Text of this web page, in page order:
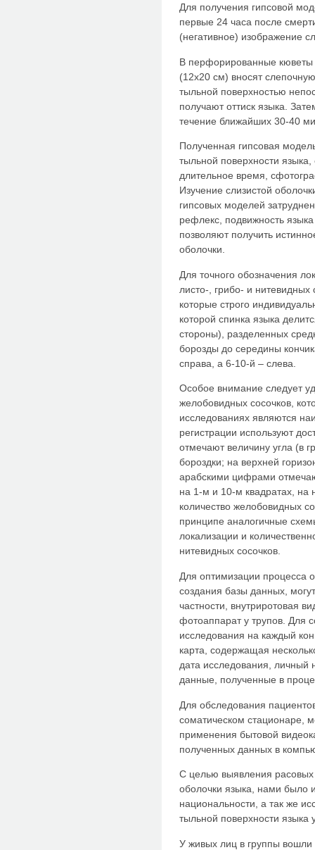
Для получения гипсовой
первые 24 часа после
(негативное) изображение
В перфорированные
(12х20 см) вносят
тыльной поверхностью
получают оттиск языка.
течение ближайших 30-40
Полученная гипсовая
тыльной поверхности
длительное время,
Изучение слизистой
гипсовых моделей
рефлекс, подвижность
позволяют получить
оболочки.
Для точного обозначения
листо-, грибо- и нитевидных
которые строго
которой спинка языка
стороны), разделенных
борозды до середины
справа, а 6-10-й – слева.
Особое внимание следует
желобовидных сосочков,
исследованиях являются
регистрации используют
отмечают величину угла (в
бороздки; на верхней
арабскими цифрами
на 1-м и 10-м квадратах, на
количество желобовидных
принципе аналогичные
локализации и
нитевидных сосочков.
Для оптимизации процесса
создания базы данных,
частности, внутриротовая
фотоаппарат у трупов. Для
исследования на каждый
карта, содержащая
дата исследования, личный
данные, полученные в
Для обследования
соматическом стационаре,
применения бытовой
полученных данных в
С целью выявления расовых
оболочки языка, нами было
национальности, а так же
тыльной поверхности языка
У живых лиц в группы